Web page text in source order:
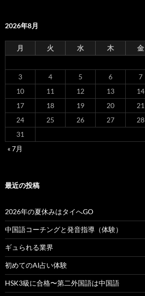
2026年8月
月 火 水 木 金
3
4 5 6 7
10
11 12 13 14
17
18 19 20 21
24
25 26 27 28
31
« 7月
最近の投稿
2026年の夏休みはタイへGO
中国語コーチングと発音指導（体験）
ギュられる業界
初めてのAI占い体験
HSK3級に合格〜第二外国語は中国語